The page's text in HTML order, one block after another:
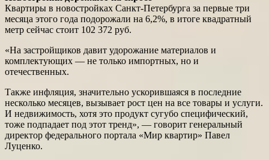
Квартиры в новостройках Санкт-Петербурга за первые три
месяца этого года подорожали на 6,2%, в итоге квадратный
метр сейчас стоит 102 372 руб.
«На застройщиков давит удорожание материалов и
комплектующих — не только импортных, но и
отечественных.
Также инфляция, значительно ускорившаяся в последние
несколько месяцев, вызывает рост цен на все товары и услуги.
И недвижимость, хотя это продукт сугубо специфический,
тоже подпадает под этот тренд», — говорит генеральный
директор федерального портала «Мир квартир» Павел
Луценко.